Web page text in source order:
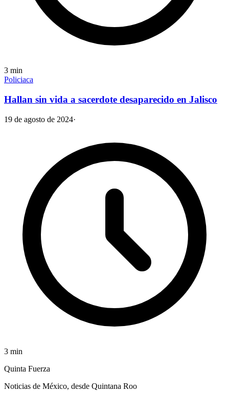
3 min
Policiaca
Hallan sin vida a sacerdote desaparecido en Jalisco
19 de agosto de 2024·
3 min
Quinta Fuerza
Noticias de México, desde Quintana Roo